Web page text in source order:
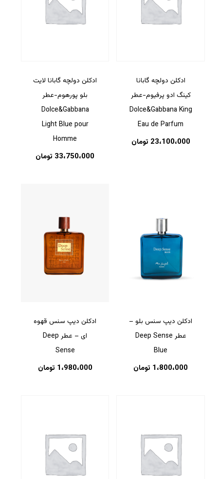
بازگشت به فروشگاه
ادکلن دولچه گابانا
کینگ ادو پرفیوم-عطر
Dolce&Gabbana King
Eau de Parfum
23،100،000 تومان
ادکلن دولچه گابانا لایت
بلو پورهوم-عطر
Dolce&Gabbana
Light Blue pour
Homme
33،750،000 تومان
ادکلن دیپ سنس بلو –
عطر Deep Sense
Blue
1،800،000 تومان
ادکلن دیپ سنس قهوه
ای – عطر Deep
Sense
1،980،000 تومان